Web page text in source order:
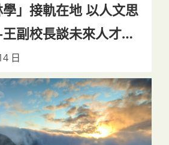
」接軌在地 以人文思
副校長談未來人才新
日